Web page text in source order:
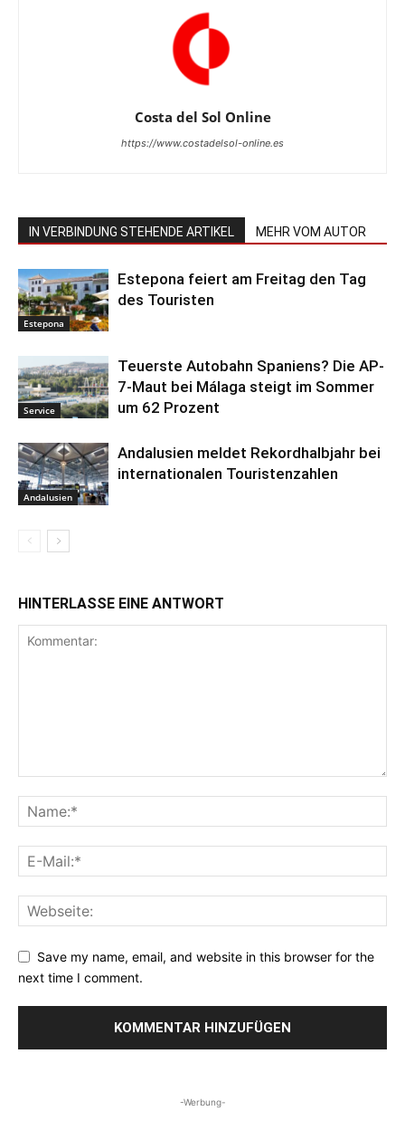
Costa del Sol Online
https://www.costadelsol-online.es
IN VERBINDUNG STEHENDE ARTIKEL MEHR VOM AUTOR
Estepona
Estepona feiert am Freitag den Tag
des Touristen
Service
Teuerste Autobahn Spaniens? Die AP-
7-Maut bei Málaga steigt im Sommer
um 62 Prozent
Andalusien
Andalusien meldet Rekordhalbjahr bei
internationalen Touristenzahlen
HINTERLASSE EINE ANTWORT
Save my name, email, and website in this browser for the
next time I comment.
-Werbung-